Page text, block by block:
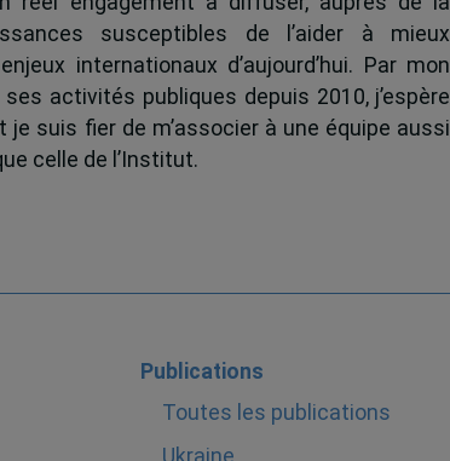
susceptibles de l’aider à mieux
internationaux d’aujourd’hui. Par mon
activités publiques depuis 2010, j’espère
je suis fier de m’associer à une équipe aussi
celle de l’Institut.
Publications
Toutes les publications